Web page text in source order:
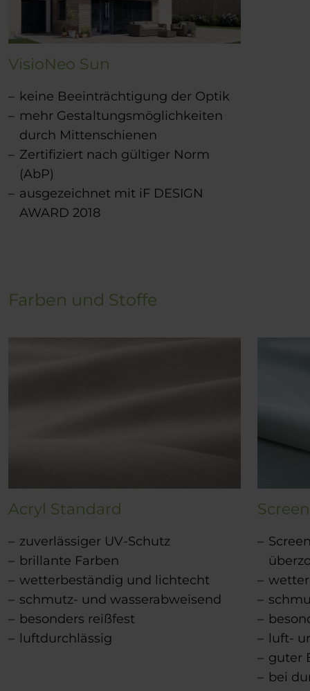
VisioNeo Sun
keine Beeinträchtigung der Optik
mehr Gestaltungsmöglichkeiten
durch Mittenschienen
Zertifiziert nach gültiger Norm
(AbP)
ausgezeichnet mit iF DESIGN
AWARD 2018
Farben und Stoffe
Acryl Standard
zuverlässiger UV-Schutz
brillante Farben
wetterbeständig und lichtecht
schmutz- und wasserabweisend
besonders reißfest
luftdurchlässig
Screen
luft-
guter
bei